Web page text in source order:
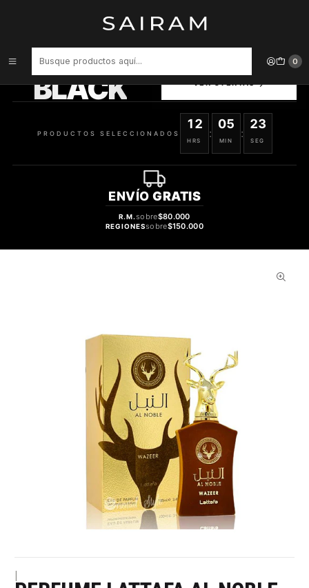
0
PERFUME LATTAFA AL NOBLE WAZEER UNISEX EDP 100 ML
BLACK
SELECCIONADOS
PRODUCTOS SELECCIONADOS
12
HRS
:
05
MIN
:
22
SEG
ENVÍO GRATIS
R.M.sobre$80.000
REGIONESsobre$150.000